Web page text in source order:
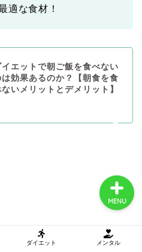
適な食材！
イエットで朝ご飯を食べない
は効果あるのか？【朝食を食
ないメリットとデメリット】
ダイエット メンタル
MENU
プロフィール